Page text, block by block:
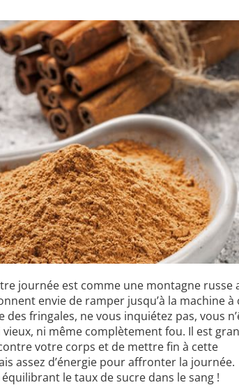
journée est comme une montagne russe
envie de ramper jusqu’à la machine à
fringales, ne vous inquiétez pas, vous
vieux, ni même complètement fou. Il est
votre corps et de mettre fin à cette
assez d’énergie pour affronter la journée.
le taux de sucre dans le sang !